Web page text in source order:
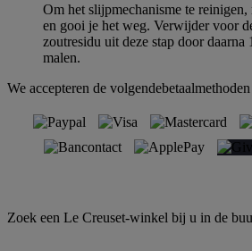
Om het slijpmechanisme te
en gooi je het weg. Verwijder voor
zoutresidu uit deze stap door daarna
malen.
We accepteren de volgendebetaalmethoden
Zoek een Le Creuset-winkel bij u in de